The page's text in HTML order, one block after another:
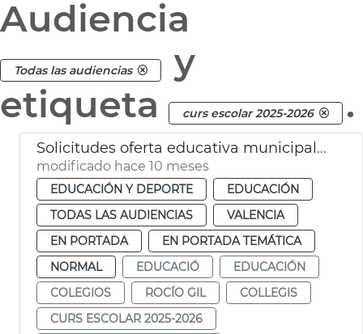
Audiencia
Todas las audiencias
y
etiqueta
curs escolar 2025-2026 .
Solicitudes oferta educativa municipal 2025-26
modificado hace 10 meses
EDUCACIÓN Y DEPORTE
EDUCACIÓN
TODAS LAS AUDIENCIAS
VALENCIA
EN PORTADA
EN PORTADA TEMÁTICA
NORMAL
EDUCACIÓ
EDUCACIÓN
COLEGIOS
ROCÍO GIL
COLLEGIS
CURS ESCOLAR 2025-2026